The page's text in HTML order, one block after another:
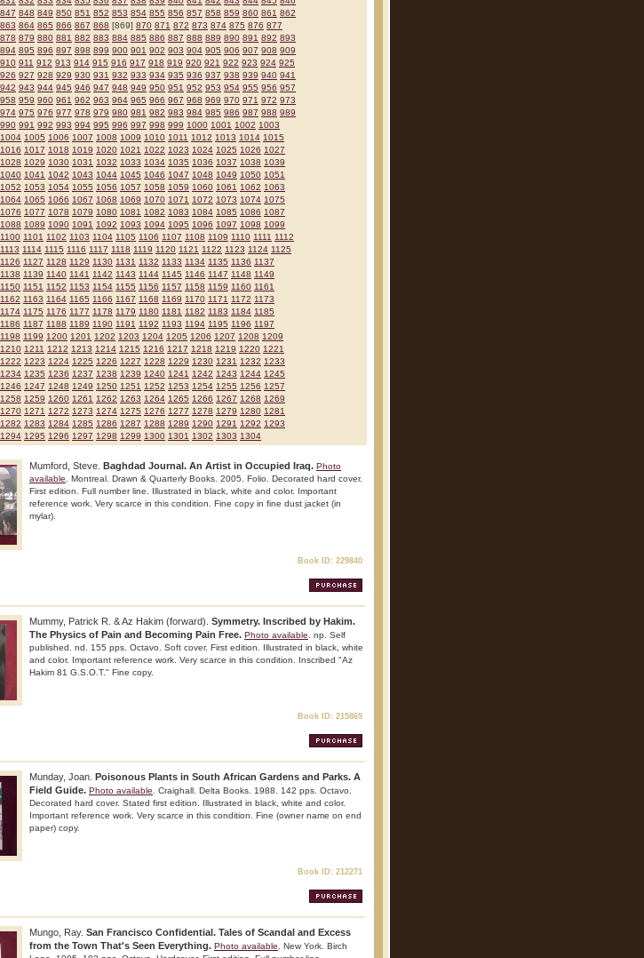
847 848 849 850 851 852 853 854 855 856 857 858 859 860 861 862
863 864 865 866 867 868 [869] 870 871 872 873 874 875 876 877
878 879 880 881 882 883 884 885 886 887 888 889 890 891 892 893
894 895 896 897 898 899 900 901 902 903 904 905 906 907 908 909
910 911 912 913 914 915 916 917 918 919 920 921 922 923 924 925
926 927 928 929 930 931 932 933 934 935 936 937 938 939 940 941
942 943 944 945 946 947 948 949 950 951 952 953 954 955 956 957
958 959 960 961 962 963 964 965 966 967 968 969 970 971 972 973
974 975 976 977 978 979 980 981 982 983 984 985 986 987 988 989
990 991 992 993 994 995 996 997 998 999 1000 1001 1002 1003
1004 1005 1006 1007 1008 1009 1010 1011 1012 1013 1014 1015
1016 1017 1018 1019 1020 1021 1022 1023 1024 1025 1026 1027
1028 1029 1030 1031 1032 1033 1034 1035 1036 1037 1038 1039
1040 1041 1042 1043 1044 1045 1046 1047 1048 1049 1050 1051
1052 1053 1054 1055 1056 1057 1058 1059 1060 1061 1062 1063
1064 1065 1066 1067 1068 1069 1070 1071 1072 1073 1074 1075
1076 1077 1078 1079 1080 1081 1082 1083 1084 1085 1086 1087
1088 1089 1090 1091 1092 1093 1094 1095 1096 1097 1098 1099
1100 1101 1102 1103 1104 1105 1106 1107 1108 1109 1110 1111 1112
1113 1114 1115 1116 1117 1118 1119 1120 1121 1122 1123 1124 1125
1126 1127 1128 1129 1130 1131 1132 1133 1134 1135 1136 1137
1138 1139 1140 1141 1142 1143 1144 1145 1146 1147 1148 1149
1150 1151 1152 1153 1154 1155 1156 1157 1158 1159 1160 1161
1162 1163 1164 1165 1166 1167 1168 1169 1170 1171 1172 1173
1174 1175 1176 1177 1178 1179 1180 1181 1182 1183 1184 1185
1186 1187 1188 1189 1190 1191 1192 1193 1194 1195 1196 1197
1198 1199 1200 1201 1202 1203 1204 1205 1206 1207 1208 1209
1210 1211 1212 1213 1214 1215 1216 1217 1218 1219 1220 1221
1222 1223 1224 1225 1226 1227 1228 1229 1230 1231 1232 1233
1234 1235 1236 1237 1238 1239 1240 1241 1242 1243 1244 1245
1246 1247 1248 1249 1250 1251 1252 1253 1254 1255 1256 1257
1258 1259 1260 1261 1262 1263 1264 1265 1266 1267 1268 1269
1270 1271 1272 1273 1274 1275 1276 1277 1278 1279 1280 1281
1282 1283 1284 1285 1286 1287 1288 1289 1290 1291 1292 1293
1294 1295 1296 1297 1298 1299 1300 1301 1302 1303 1304
Mumford, Steve. Baghdad Journal. An Artist in Occupied Iraq. Photo
available . Montreal. Drawn & Quarterly Books. 2005. Folio. Decorated hard cover.
First edition. Full number line. Illustrated in black, white and color. Important
reference work. Very scarce in this condition. Fine copy in fine dust jacket (in
mylar).
Book ID: 229840
Mummy, Patrick R. & Az Hakim (forward). Symmetry. Inscribed by Hakim.
The Physics of Pain and Becoming Pain Free. Photo available . np. Self
published. nd. 155 pps. Octavo. Soft cover. First edition. Illustrated in black, white
and color. Important reference work. Very scarce in this condition. Inscribed "Az
Hakim 81 G.S.O.T." Fine copy.
Book ID: 215869
Munday, Joan. Poisonous Plants in South African Gardens and Parks. A
Field Guide. Photo available . Craighall. Delta Books. 1988. 142 pps. Octavo.
Decorated hard cover. Stated first edition. Illustrated in black, white and color.
Important reference work. Very scarce in this condition. Fine (owner name on end
paper) copy.
Book ID: 212271
Mungo, Ray. San Francisco Confidential. Tales of Scandal and Excess
from the Town That's Seen Everything. Photo available . New York. Birch